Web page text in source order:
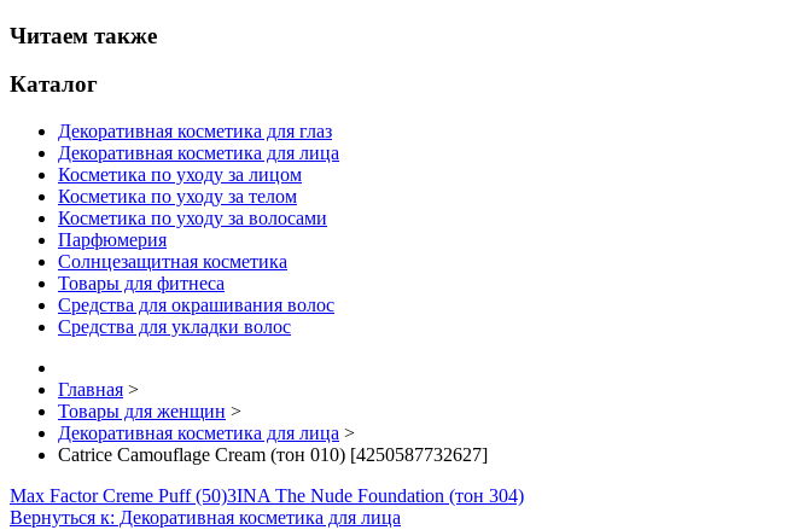
Читаем также
Каталог
Декоративная косметика для глаз
Декоративная косметика для лица
Косметика по уходу за лицом
Косметика по уходу за телом
Косметика по уходу за волосами
Парфюмерия
Солнцезащитная косметика
Товары для фитнеса
Средства для окрашивания волос
Средства для укладки волос
Главная >
Товары для женщин >
Декоративная косметика для лица >
Catrice Camouflage Cream (тон 010) [4250587732627]
Max Factor Creme Puff (50)3INA The Nude Foundation (тон 304)
Вернуться к: Декоративная косметика для лица